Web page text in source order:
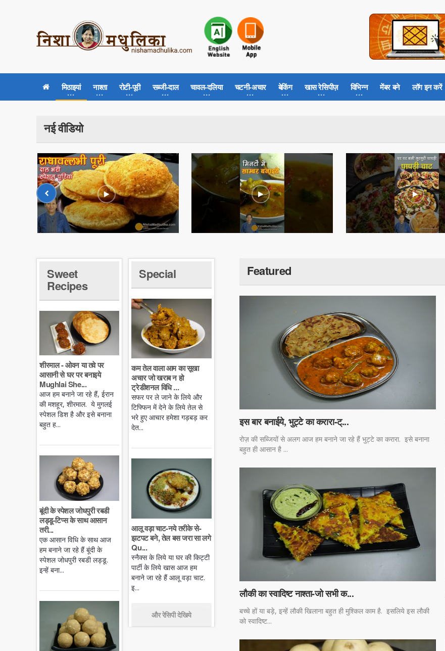
मिठाइयां नाश्ता रोटी-पूरी सब्जी-दाल चावल-दलिया चटनी-अचार बेकिंग खास रेसिपीज़ विभिन्न मेंबर बने लॉग इन करें
नई वीडियो
Sweet
Recipes
शीरमाल - ओवन या तवे पर
आसानी से घर पर बनाइये
Mughlai She...
आज हम बनाने जा रहे हैं, ईरान
की मशहूर, शीरमाल. ये मुगलई
स्पेशल डिश है और इसे बनाना
बहुत ह...
बूंदी के स्पेशल जोधपुरी रबडी
लड्डू-टिप्स के साथ आसान
तरी...
एक आसान विधि के साथ आज
हम बनाने जा रहे हैं बूंदी के
स्पेशल जोधपुरी रबडी लड्डू.
इन्हें बना...
Special
कम तेल वाला आम का सूखा
अचार जो खराब न हो
ट्रेडीशनल विधि ...
सफर पर ले जाने के लिये और
टिफ्फिन में देने के लिये तेल से
भरे हुए आचार हमेशा गड़बड़ कर
देत...
आलू वड़ा चाट-नये तरीके से-
झटपट बने, तेल बस जरा सा लगे
Qu...
स्नैक्स के लिये या घर की किट्टी
पार्टी के लिये खास आज हम
बनाने जा रहे हैं आलू वड़ा चाट.
इ...
और रेसिपी देखिये
Featured
इस बार बनाईये, भुट्टे का करारा-ट्...
रोज़ की सब्जियों से अलग आज हम बनाने जा रहे हैं भुट्टे का करारा. इसे बनाना
बहुत ही आसान है ...
लौकी का स्वादिष्ट नाश्ता-जो सभी क...
बच्चे हों या बड़े, इन्हें लौकी खिलाना बहुत ही मुश्किल काम है. इसलिये इस लौकी
को स्वादिष्ट...